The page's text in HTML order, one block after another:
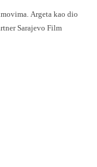
kao dio
Sarajevo Film